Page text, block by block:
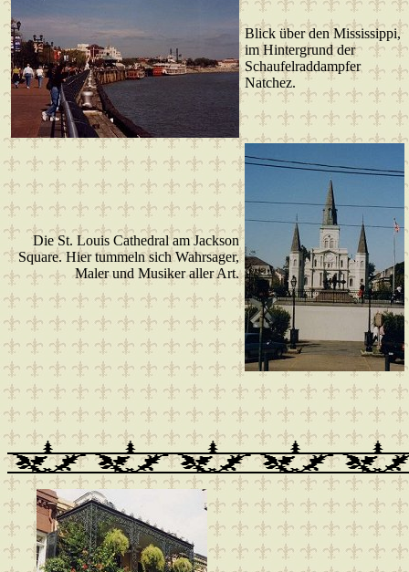
Blick über den Mississippi,
im Hintergrund der
Schaufelraddampfer
Natchez.
Die St. Louis Cathedral am Jackson
Square. Hier tummeln sich Wahrsager,
Maler und Musiker aller Art.